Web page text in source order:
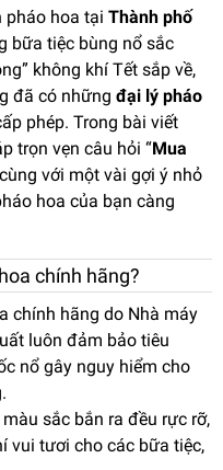
pháo hoa tại Thành phố
bữa tiệc bùng nổ sắc
không khí Tết sắp về,
đã có những đại lý pháo
phép. Trong bài viết
trọn vẹn câu hỏi “Mua
cùng với một vài gợi ý nhỏ
hoa của bạn càng
chính hãng?
chính hãng do Nhà máy
luôn đảm bảo tiêu
nổ gây nguy hiểm cho
sắc bắn ra đều rực rỡ,
vui tươi cho các bữa tiệc,